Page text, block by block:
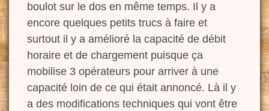
boulot sur le dos en même temps. Il y a
encore quelques petits trucs à faire et
surtout il y a amélioré la capacité de débit
horaire et de chargement puisque ça
mobilise 3 opérateurs pour arriver à une
capacité loin de ce qui était annoncé. Là il y
a des modifications techniques qui vont être